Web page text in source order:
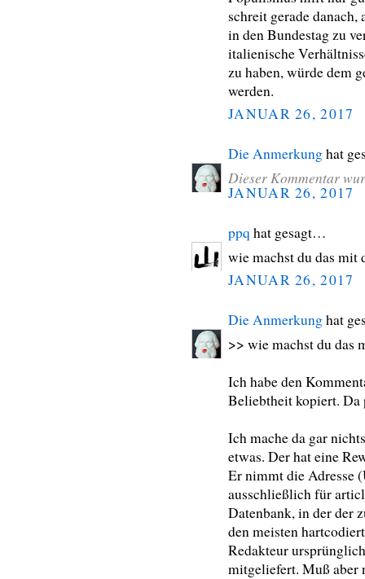
schreit gerade
in den Bundestag zu
italienische
zu haben, würde dem
werden.
JANUAR 26, 2017
Die Anmerkunghat
Dieser Kommentar
JANUAR 26, 2017
ppq hat gesagt…
wie machst du das mit
JANUAR 26, 2017
Die Anmerkunghat
>> wie machst du das
Ich habe den
Beliebtheit kopiert. Da
Ich mache da gar
etwas. Der hat eine
Er nimmt die Adresse
ausschließlich für
Datenbank, in der der
den meisten
Redakteur
mitgeliefert. Muß aber